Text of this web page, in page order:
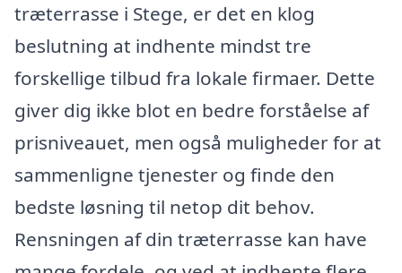
træterrasse i Stege, er det en klog
beslutning at indhente mindst tre
forskellige tilbud fra lokale firmaer. Dette
giver dig ikke blot en bedre forståelse af
prisniveauet, men også muligheder for at
sammenligne tjenester og finde den
bedste løsning til netop dit behov.
Rensningen af din træterrasse kan have